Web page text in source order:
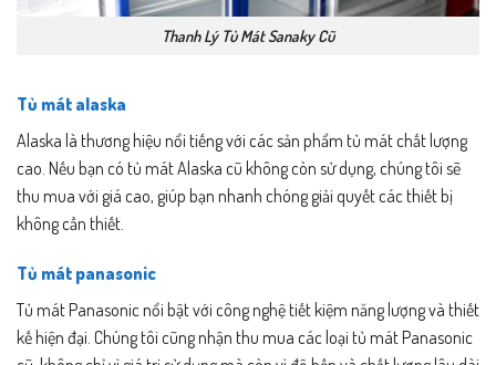
Thanh Lý Tủ Mát Sanaky Cũ
Tủ mát alaska
Alaska là thương hiệu nổi tiếng với các sản phẩm tủ mát chất lượng
cao. Nếu bạn có tủ mát Alaska cũ không còn sử dụng, chúng tôi sẽ
thu mua với giá cao, giúp bạn nhanh chóng giải quyết các thiết bị
không cần thiết.
Tủ mát panasonic
Tủ mát Panasonic nổi bật với công nghệ tiết kiệm năng lượng và thiết
kế hiện đại. Chúng tôi cũng nhận thu mua các loại tủ mát Panasonic